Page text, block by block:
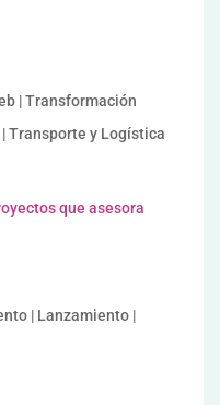
| Transformación
Transporte y Logística
que asesora
| Lanzamiento |